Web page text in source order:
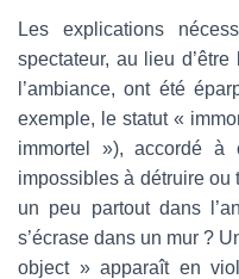
Les explications
spectateur, au lieu
l’ambiance, ont été
exemple, le statut «
immortel »), accordé à
impossibles à détruire ou
un peu partout dans
s’écrase dans un mur ?
object » apparaît en